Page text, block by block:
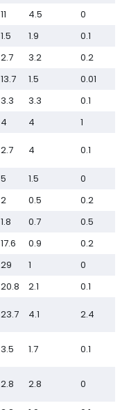
11 4.5
0
1.5 1.9
0.1
2.7 3.2
0.2
13.7 1.5
0.01
3.3 3.3
0.1
4 4
1
2.7 4 0.1
5 1.5
0
2 0.5
0.2
1.8 0.7
0.5
17.6 0.9
0.2
29 1
0
20.8 2.1
0.1
23.7 4.1 2.4
3.5 1.7 0.1
2.8 2.8 0